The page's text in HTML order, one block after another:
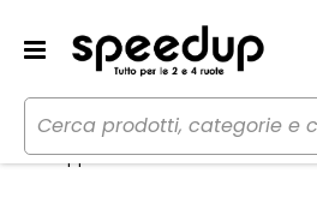
Home Auto Illuminazione
Fari supplementari Prox - LAMPA